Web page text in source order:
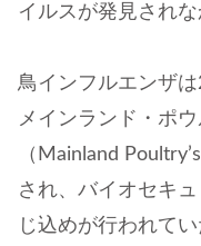
イルスが発見され
鳥インフルエンザ
メインランド・ポ
（Mainland
され、バイオセキ
じ込めが行われてい